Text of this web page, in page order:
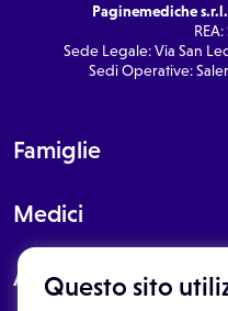
Questo sito
Paginemediche s.r.l.
Sede Legale: Via San
Sedi Operative:
Famiglie
Medici
About